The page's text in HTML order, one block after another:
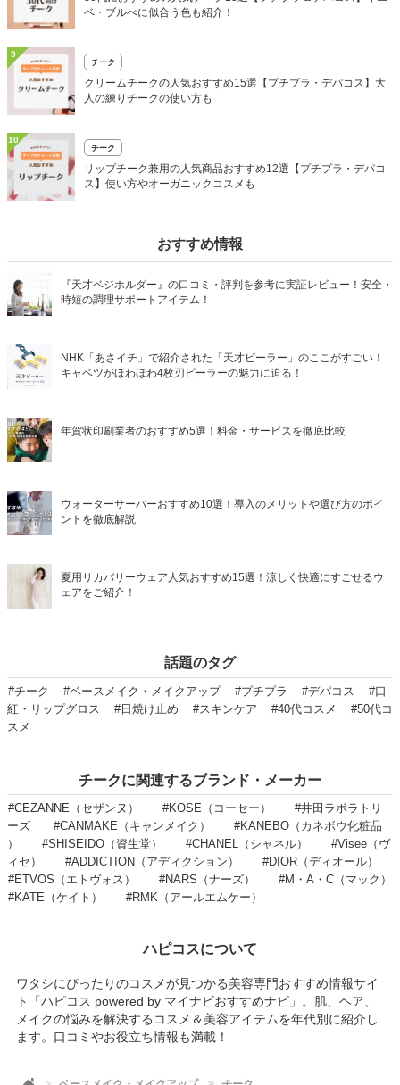
ベ・ブルべに似合う色も紹介！
9
チーク
クリームチークの人気おすすめ15選【プチプラ・デパコス】大
人の練りチークの使い方も
10
チーク
リップチーク兼用の人気商品おすすめ12選【プチプラ・デパコ
ス】使い方やオーガニックコスメも
おすすめ情報
『天才ベジホルダー』の口コミ・評判を参考に実証レビュー！安全・
時短の調理サポートアイテム！
NHK「あさイチ」で紹介された「天才ピーラー」のここがすごい！
キャベツがほわほわ4枚刃ピーラーの魅力に迫る！
年賀状印刷業者のおすすめ5選！料金・サービスを徹底比較
ウォーターサーバーおすすめ10選！導入のメリットや選び方のポイ
ントを徹底解説
夏用リカバリーウェア人気おすすめ15選！涼しく快適にすごせるウ
ェアをご紹介！
話題のタグ
#チーク #ベースメイク・メイクアップ #プチプラ #デパコス
#口
紅・リップグロス
#日焼け止め #スキンケア #40代コスメ
#50代コ
スメ
チークに関連するブランド・メーカー
#CEZANNE（セザンヌ） #KOSE（コーセー）
#井田ラボラトリ
ーズ
#CANMAKE（キャンメイク）
#KANEBO（カネボウ化粧品
）
#SHISEIDO（資生堂） #CHANEL（シャネル）
#Visee（ヴ
ィセ）
#ADDICTION（アディクション）
#DIOR（ディオール）
#ETVOS（エトヴォス）
#NARS（ナーズ）
#M・A・C（マック）
#KATE（ケイト）
#RMK（アールエムケー）
ハピコスについて
ワタシにぴったりのコスメが見つかる美容専門おすすめ情報サイ
ト「ハピコス powered by マイナビおすすめナビ」。肌、ヘア、
メイクの悩みを解決するコスメ＆美容アイテムを年代別に紹介し
ます。口コミやお役立ち情報も満載！